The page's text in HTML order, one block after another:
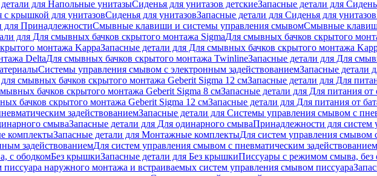
для Напольные унитазыСиденья для унитазов детскиеЗапасные детали для
с крышкой для унитазовСиденья для унитазовЗапасные детали для Сиденья для унитазов
для ПринадлежностиСмывные клавиши и системы управления смывомСмывные
для Для смывных бачков скрытого монтажа SigmaДля смывных бачков скрытого
монтажа KappaЗапасные детали для Для смывных бачков скрытого монтажа
DeltaДля смывных бачков скрытого монтажа TwinlineЗапасные детали для Для
Системы управления смывом с электронным задействованиемЗапасные детали
смывных бачков скрытого монтажа Geberit Sigma 12 смЗапасные детали для Для
бачков скрытого монтажа Geberit Sigma 8 смЗапасные детали для Для питания
бачков скрытого монтажа Geberit Sigma 12 смЗапасные детали для Для питания от
задействованиемЗапасные детали для Системы управления смывом с
смываЗапасные детали для Для одинарного смываПринадлежности для систем
комплектыЗапасные детали для Монтажные комплектыДля систем управления смывом
задействованиемДля систем управления смывом с пневматическим задействованием
с ободкомБез крышкиЗапасные детали для Без крышкиПиссуары с режимом смыва, без
наружного монтажа и встраиваемых систем управления смывом писсуара